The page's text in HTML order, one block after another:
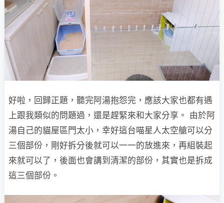
好啦，回歸正題，聽完阿湯抱怨完，應該大家也都有遇
上跟我類似的問題過，還是趕緊來和大家分享。 由於阿
湯自己的貓屋區門太小，幸好這台喵星人太空艙可以分
三個部份，剛好拆分後就可以一一的放進來，再組裝起
來就可以了，後面也會講到清潔的部份，其實也是拆成
這三個部份。